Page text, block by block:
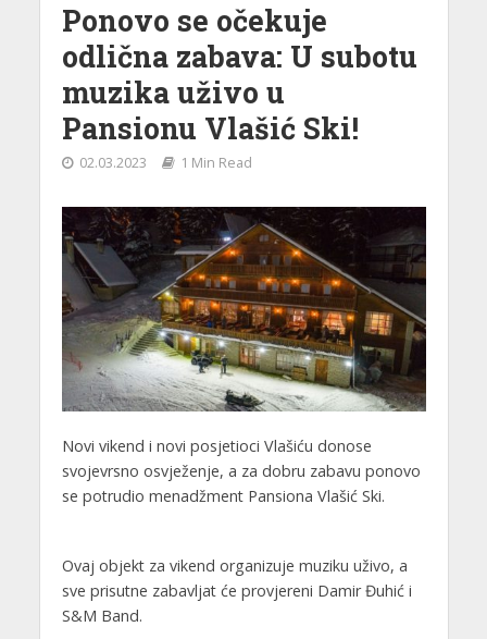
Ponovo se očekuje
odlična zabava: U subotu
muzika uživo u
Pansionu Vlašić Ski!
02.03.2023 1 Min Read
Novi vikend i novi posjetioci Vlašiću donose
svojevrsno osvježenje, a za dobru zabavu ponovo
se potrudio menadžment Pansiona Vlašić Ski.
Ovaj objekt za vikend organizuje muziku uživo, a
sve prisutne zabavljat će provjereni Damir Đuhić i
S&M Band.